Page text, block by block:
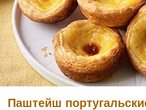
Паштейш